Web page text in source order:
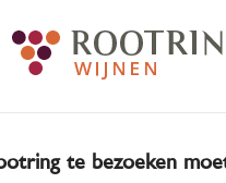
te bezoeken